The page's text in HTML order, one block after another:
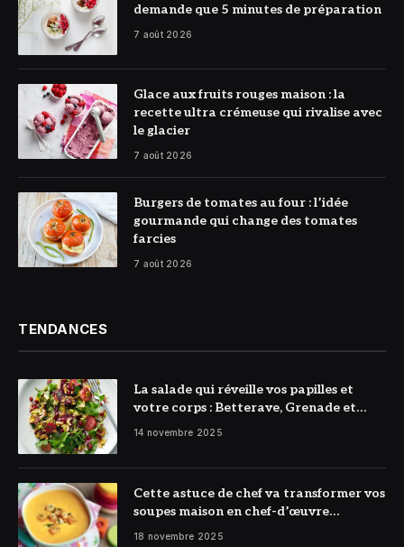
demande que 5 minutes de préparation
7 août 2026
© DR
Glace aux fruits rouges maison : la
recette ultra crémeuse qui rivalise avec
le glacier
7 août 2026
© DR
Burgers de tomates au four : l’idée
gourmande qui change des tomates
farcies
7 août 2026
TENDANCES
La salade qui réveille vos papilles et
votre corps : Betterave, Grenade et
Citron à l’honneur
14 novembre 2025
Cette astuce de chef va transformer vos
soupes maison en chef-d’œuvre
réconfortant
18 novembre 2025